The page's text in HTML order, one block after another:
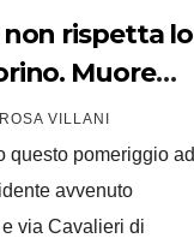
rispetta lo
Muore
VILLANI
questo pomeriggio ad
avvenuto
via Cavalieri di